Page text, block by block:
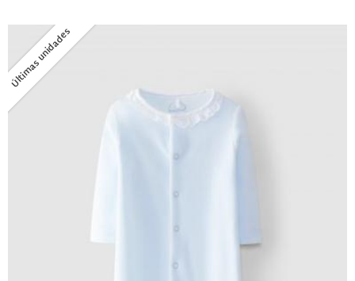
Últimas unidades